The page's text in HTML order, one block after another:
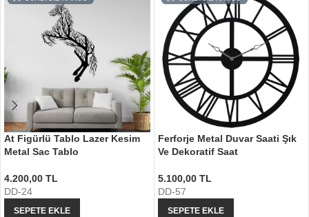
At Figürlü Tablo Lazer Kesim
Metal Sac Tablo
4.200,00 TL
DD-24
SEPETE EKLE
Ferforje Metal Duvar Saati Şık
Ve Dekoratif Saat
5.100,00 TL
DD-57
SEPETE EKLE